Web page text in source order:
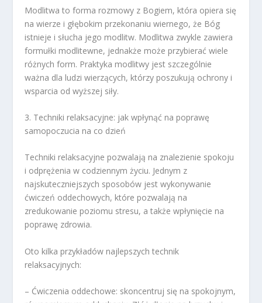
Modlitwa to forma rozmowy z Bogiem, która opiera się
na wierze i głębokim przekonaniu wiernego, że Bóg
istnieje i słucha jego modlitw. Modlitwa zwykle zawiera
formułki modlitewne, jednakże może przybierać wiele
różnych form. Praktyka modlitwy jest szczególnie
ważna dla ludzi wierzących, którzy poszukują ochrony i
wsparcia od wyższej siły.
3. Techniki relaksacyjne: jak wpłynąć na poprawę
samopoczucia na co dzień
Techniki relaksacyjne pozwalają na znalezienie spokoju
i odprężenia w codziennym życiu. Jednym z
najskuteczniejszych sposobów jest wykonywanie
ćwiczeń oddechowych, które pozwalają na
zredukowanie poziomu stresu, a także wpłynięcie na
poprawę zdrowia.
Oto kilka przykładów najlepszych technik
relaksacyjnych:
– Ćwiczenia oddechowe: skoncentruj się na spokojnym,